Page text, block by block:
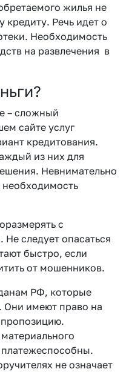
жилья не
кредиту. Речь идет о
Необходимость
на развлечения в
– сложный
сайте услуг
кредитования.
из них для
Невнимательно
необходимость
с
следует опасаться
быстро, если
от мошенников.
РФ, которые
Они имеют право на
не означает